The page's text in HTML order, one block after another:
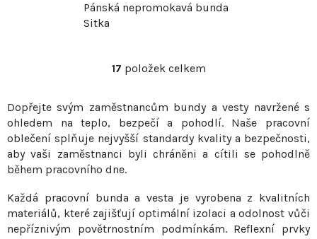
Pánská nepromokavá bunda
Sitka
O
l
á
d
a
í
p
r
17 položek celkem
Dopřejte svým zaměstnancům bundy a vesty navržené s
ohledem na teplo, bezpečí a pohodlí. Naše pracovní
oblečení splňuje nejvyšší standardy kvality a bezpečnosti,
aby vaši zaměstnanci byli chráněni a cítili se pohodlně
během pracovního dne.
Každá pracovní bunda a vesta je vyrobena z kvalitních
materiálů, které zajišťují optimální izolaci a odolnost vůči
nepříznivým povětrnostním podmínkám. Reflexní prvky